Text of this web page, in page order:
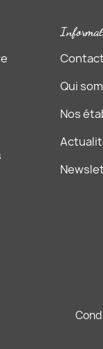
Qui
Nos